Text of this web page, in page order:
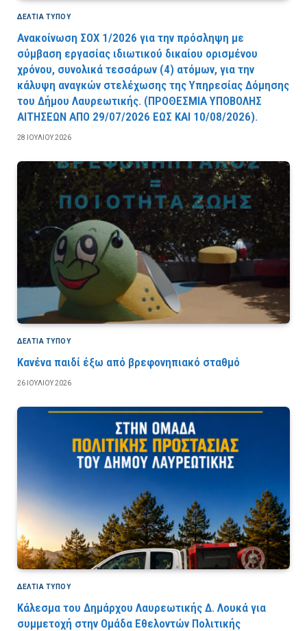
ΔΕΛΤΙΑ ΤΥΠΟΥ
Ανακοίνωση ΣΟΧ 1/2026 για την πρόσληψη με
σύμβαση εργασίας ιδιωτικού δικαίου ορισμένου
χρόνου, συνολικά τεσσάρων (4) ατόμων, για την
κάλυψη αναγκών στελέχωσης της Υπηρεσίας Δόμησης
του Δήμου Λαυρεωτικής. (ΠPOΘEΣMIA YΠOBOΛHΣ
AITHΣEΩN AΠO 29/07/2026 EΩΣ KAI 10/08/2026).
28 ΙΟΥΛΊΟΥ 2026
ΔΕΛΤΙΑ ΤΥΠΟΥ
Κανένα παιδί έξω από βρεφονηπιακό σταθμό
26 ΙΟΥΛΊΟΥ 2026
ΔΕΛΤΙΑ ΤΥΠΟΥ
Κάλεσμα του Δημάρχου Λαυρεωτικής Δ. Λουκά για
συμμετοχή στην Ομάδα Εθελοντών Πολιτικής